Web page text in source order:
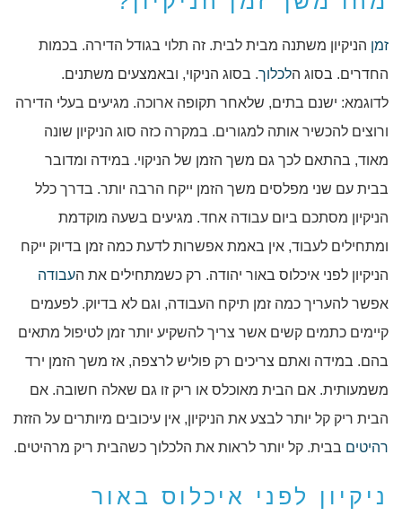
זמן הניקיון משתנה מבית לבית. זה תלוי בגודל הדירה. בכמות
החדרים. בסוג הלכלוך. בסוג הניקוי, ובאמצעים משתנים.
לדוגמא: ישנם בתים, שלאחר תקופה ארוכה. מגיעים בעלי הדירה
ורוצים להכשיר אותה למגורים. במקרה כזה סוג הניקיון שונה
מאוד, בהתאם לכך גם משך הזמן של הניקוי. במידה ומדובר
בבית עם שני מפלסים משך הזמן ייקח הרבה יותר. בדרך כלל
הניקיון מסתכם ביום עבודה אחד. מגיעים בשעה מוקדמת
ומתחילים לעבוד, אין באמת אפשרות לדעת כמה זמן בדיוק ייקח
הניקיון לפני איכלוס באור יהודה. רק כשמתחילים את העבודה
אפשר להעריך כמה זמן תיקח העבודה, וגם לא בדיוק. לפעמים
קיימים כתמים קשים אשר צריך להשקיע יותר זמן לטיפול מתאים
בהם. במידה ואתם צריכים רק פוליש לרצפה, אז משך הזמן ירד
משמעותית. אם הבית מאוכלס או ריק זו גם שאלה חשובה. אם
הבית ריק קל יותר לבצע את הניקיון, אין עיכובים מיותרים על הזזת
רהיטים בבית. קל יותר לראות את הלכלוך כשהבית ריק מרהיטים.
ניקיון לפני איכלוס באור